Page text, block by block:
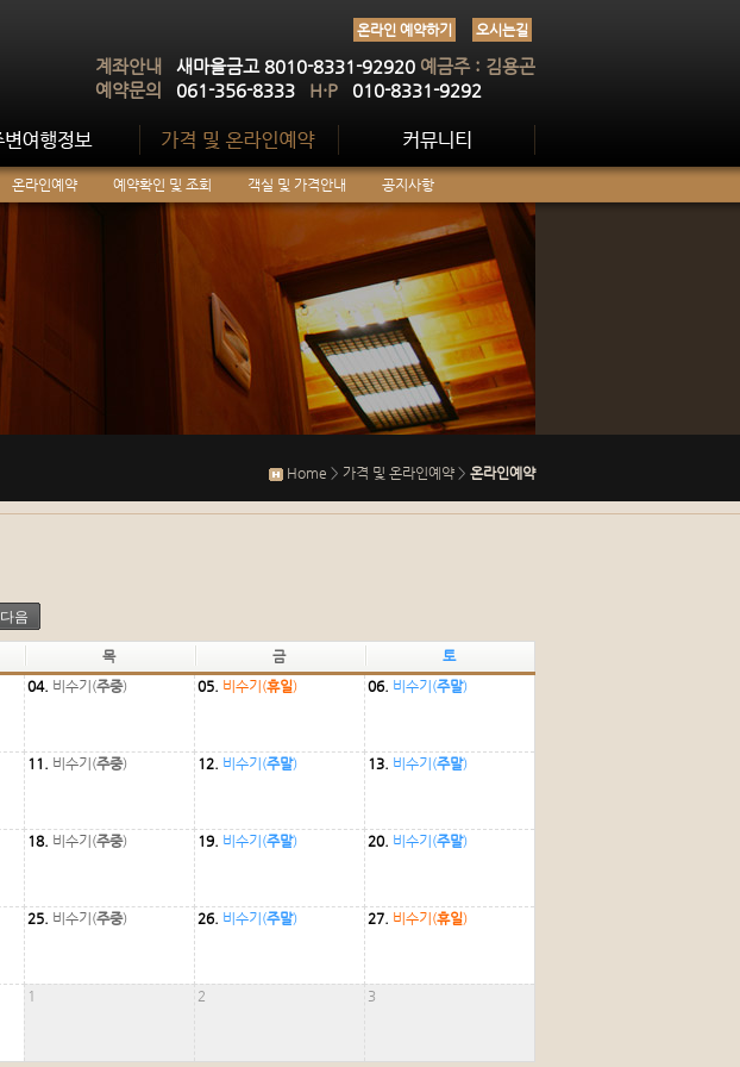
온라인 예약하기 오시는길
계좌안내 새마을금고 8010-8331-92920 예금주 : 김용곤
예약문의 061-356-8333 H·P 010-8331-9292
온라인예약 예약확인 및 조회 객실 및 가격안내 공지사항
Home > 가격 및 온라인예약 > 온라인예약
다음
목 금
토
04. 비수기(주중) 05. 비수기(휴일) 06. 비수기(주말)
11. 비수기(주중) 12. 비수기(주말) 13. 비수기(주말)
18. 비수기(주중) 19. 비수기(주말) 20. 비수기(주말)
25. 비수기(주중) 26. 비수기(주말) 27. 비수기(휴일)
1 2 3